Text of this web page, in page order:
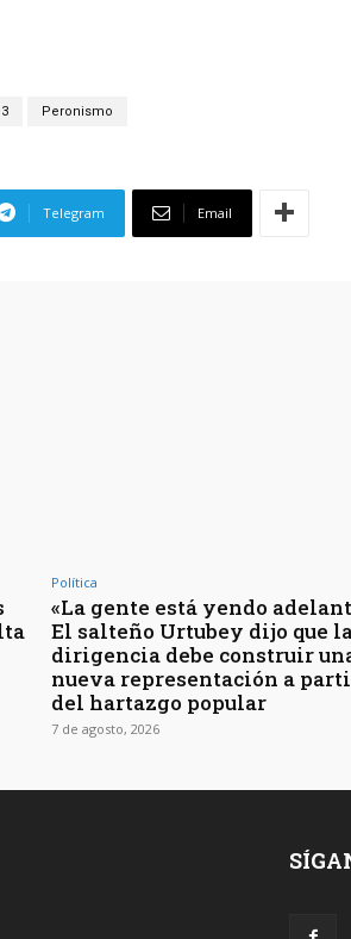
Peronismo
Telegram Email
Política
«La gente está yendo
El salteño Urtubey dijo que
dirigencia debe construir
nueva representación a
del hartazgo popular
7 de agosto, 2026